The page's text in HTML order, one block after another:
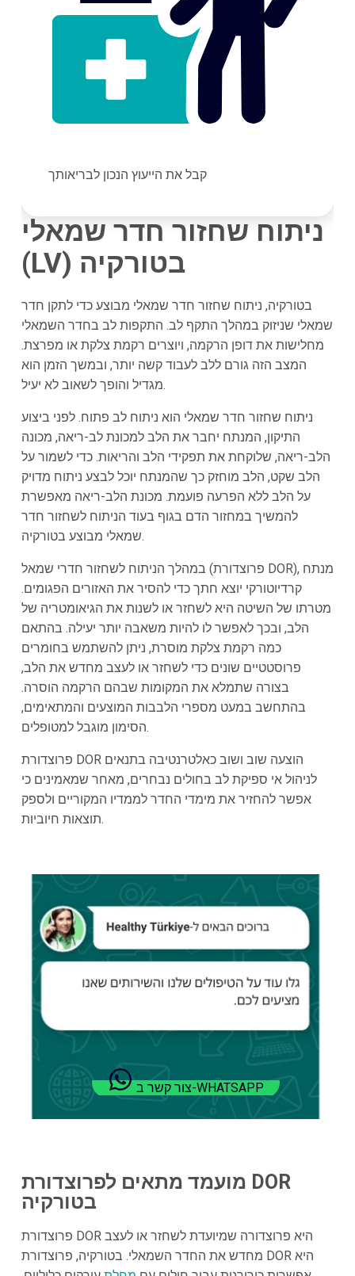
קבל את הייעוץ הנכון לבריאותך
ניתוח שחזור חדר שמאלי
(LV) בטורקיה
בטורקיה, ניתוח שחזור חדר שמאלי מבוצע כדי לתקן חדר
שמאלי שניזוק במהלך התקף לב. התקפות לב בחדר השמאלי
מחלישות את דופן הרקמה, ויוצרים רקמת צלקת או מפרצת.
המצב הזה גורם ללב לעבוד קשה יותר, ובמשך הזמן הוא
מגדיל והופך לשאוב לא יעיל.
ניתוח שחזור חדר שמאלי הוא ניתוח לב פתוח. לפני ביצוע
התיקון, המנתח יחבר את הלב למכונת לב-ריאה, מכונה
הלב-ריאה, שלוקחת את תפקידי הלב והריאות. כדי לשמור על
הלב שקט, הלב מוחזק כך שהמנתח יוכל לבצע ניתוח מדויק
על הלב ללא הפרעה פועמת. מכונת הלב-ריאה מאפשרת
להמשיך במחזור הדם בגוף בעוד הניתוח לשחזור חדר
שמאלי מבוצע בטורקיה.
במהלך הניתוח לשחזור חדרי שמאל (פרוצדורת DOR), מנתח
קרדיוטורקי יוצא חתך כדי להסיר את האזורים הפגומים.
מטרתו של השיטה היא לשחזר או לשנות את הגיאומטריה של
הלב, ובכך לאפשר לו להיות משאבה יותר יעילה. בהתאם
כמה רקמת צלקת מוסרת, ניתן להשתמש בחומרים
פרוסטטיים שונים כדי לשחזר או לעצב מחדש את הלב,
בצורה שתמלא את המקומות שבהם הרקמה הוסרה.
בהתחשב במעט מספרי הלבבות המוצעים והמתאימים,
הסימון מוגבל למטופלים.
פרוצדורת DOR הוצעה שוב ושוב כאלטרנטיבה בתנאים
לניהול אי ספיקת לב בחולים נבחרים, מאחר שמאמינים כי
אפשר להחזיר את מימדי החדר לממדיו המקוריים ולספק
תוצאות חיוביות.
צור קשר ב-WHATSAPP
מועמד מתאים לפרוצדורת DOR
בטורקיה
פרוצדורת DOR היא פרוצדורה שמיועדת לשחזר או לעצב
מחדש את החדר השמאלי. בטורקיה, פרוצדורת DOR היא